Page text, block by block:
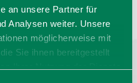
an unsere Partner für
Analysen weiter. Unsere
möglicherweise mit
Sie ihnen bereitgestellt
reisen
Prospekte
Datenschutz